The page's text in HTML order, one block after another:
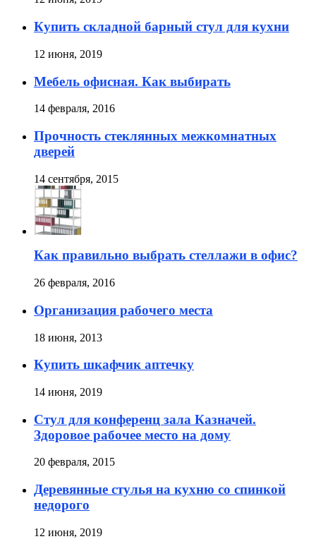
Купить складной барный стул для кухни
12 июня, 2019
Мебель офисная. Как выбирать
14 февраля, 2016
Прочность стеклянных межкомнатных
дверей
14 сентября, 2015
Как правильно выбрать стеллажи в офис?
26 февраля, 2016
Организация рабочего места
18 июня, 2013
Купить шкафчик аптечку
14 июня, 2019
Стул для конференц зала Казначей.
Здоровое рабочее место на дому
20 февраля, 2015
Деревянные стулья на кухню со спинкой
недорого
12 июня, 2019